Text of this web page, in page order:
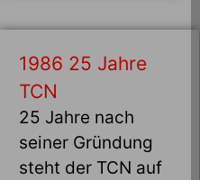
1986 25 Jahre
TCN
25 Jahre nach
seiner Gründung
steht der TCN auf